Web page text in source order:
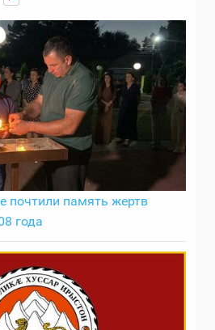
почтили память жертв
года